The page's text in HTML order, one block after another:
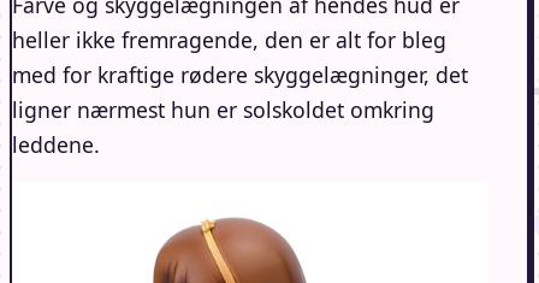
heller ikke fremragende, den er alt for bleg
med for kraftige rødere skyggelægninger, det
ligner nærmest hun er solskoldet omkring
leddene.